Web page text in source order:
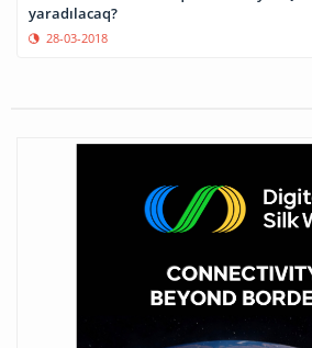
yaradılacaq?
28-03-2018